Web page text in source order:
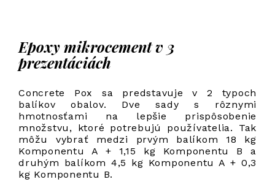
Epoxy mikrocement v 3
prezentáciách
Concrete Pox sa predstavuje v 2 typoch
balíkov obalov. Dve sady s rôznymi
hmotnosťami na lepšie prispôsobenie
množstvu, ktoré potrebujú používatelia. Tak
môžu vybrať medzi prvým balíkom 18 kg
Komponentu A + 1,15 kg Komponentu B a
druhým balíkom 4,5 kg Komponentu A + 0,3
kg Komponentu B.